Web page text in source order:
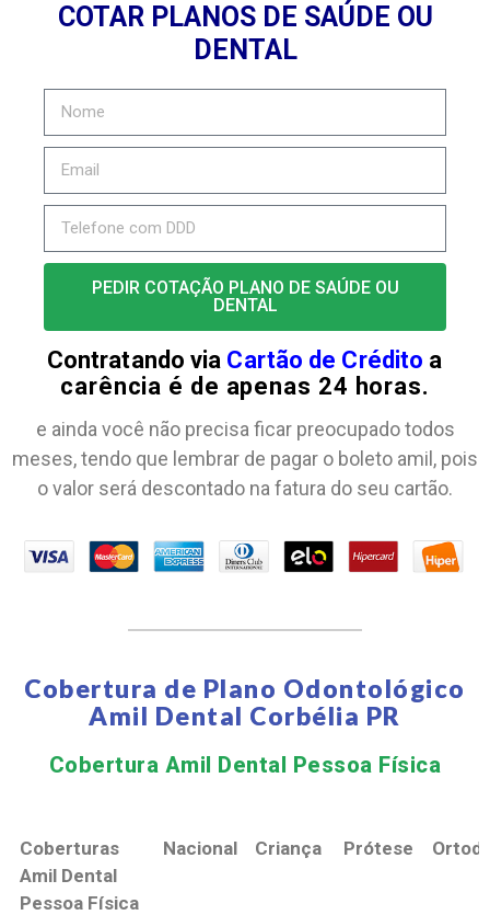
COTAR PLANOS DE SAÚDE OU
DENTAL
PEDIR COTAÇÃO PLANO DE SAÚDE OU
DENTAL
Contratando via Cartão de Crédito a
carência é de apenas 24 horas.
e ainda você não precisa ficar preocupado todos
meses, tendo que lembrar de pagar o boleto amil, pois
o valor será descontado na fatura do seu cartão.
Cobertura de Plano Odontológico
Amil Dental Corbélia PR
Cobertura Amil Dental Pessoa Física​
Coberturas
Amil Dental
Pessoa Física
Nacional Criança Prótese